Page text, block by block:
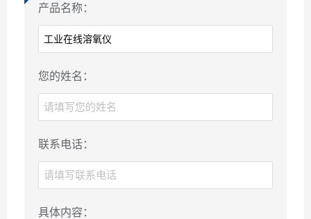
产品名称：
您的姓名：
联系电话：
具体内容：